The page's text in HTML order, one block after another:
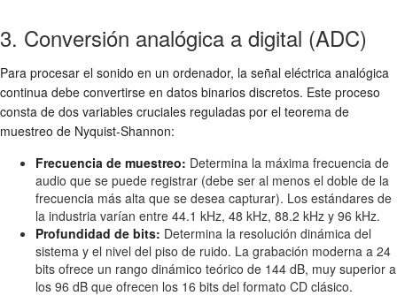
3. Conversión analógica a digital (ADC)
Para procesar el sonido en un ordenador, la señal eléctrica analógica
continua debe convertirse en datos binarios discretos. Este proceso
consta de dos variables cruciales reguladas por el teorema de
muestreo de Nyquist-Shannon:
Frecuencia de muestreo: Determina la máxima frecuencia de
audio que se puede registrar (debe ser al menos el doble de la
frecuencia más alta que se desea capturar). Los estándares de
la industria varían entre 44.1 kHz, 48 kHz, 88.2 kHz y 96 kHz.
Profundidad de bits: Determina la resolución dinámica del
sistema y el nivel del piso de ruido. La grabación moderna a 24
bits ofrece un rango dinámico teórico de 144 dB, muy superior a
los 96 dB que ofrecen los 16 bits del formato CD clásico.